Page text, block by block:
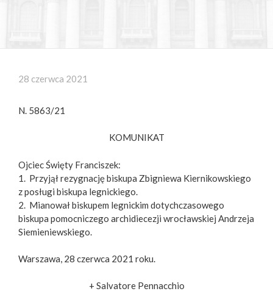
28 czerwca 2021
N. 5863/21
KOMUNIKAT
Ojciec Święty Franciszek:
1. Przyjął rezygnację biskupa Zbigniewa Kiernikowskiego
z posługi biskupa legnickiego.
2. Mianował biskupem legnickim dotychczasowego
biskupa pomocniczego archidiecezji wrocławskiej Andrzeja
Siemieniewskiego.
Warszawa, 28 czerwca 2021 roku.
+ Salvatore Pennacchio